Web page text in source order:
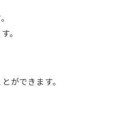
。
ができます。